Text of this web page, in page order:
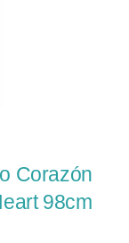
Corazón
98cm